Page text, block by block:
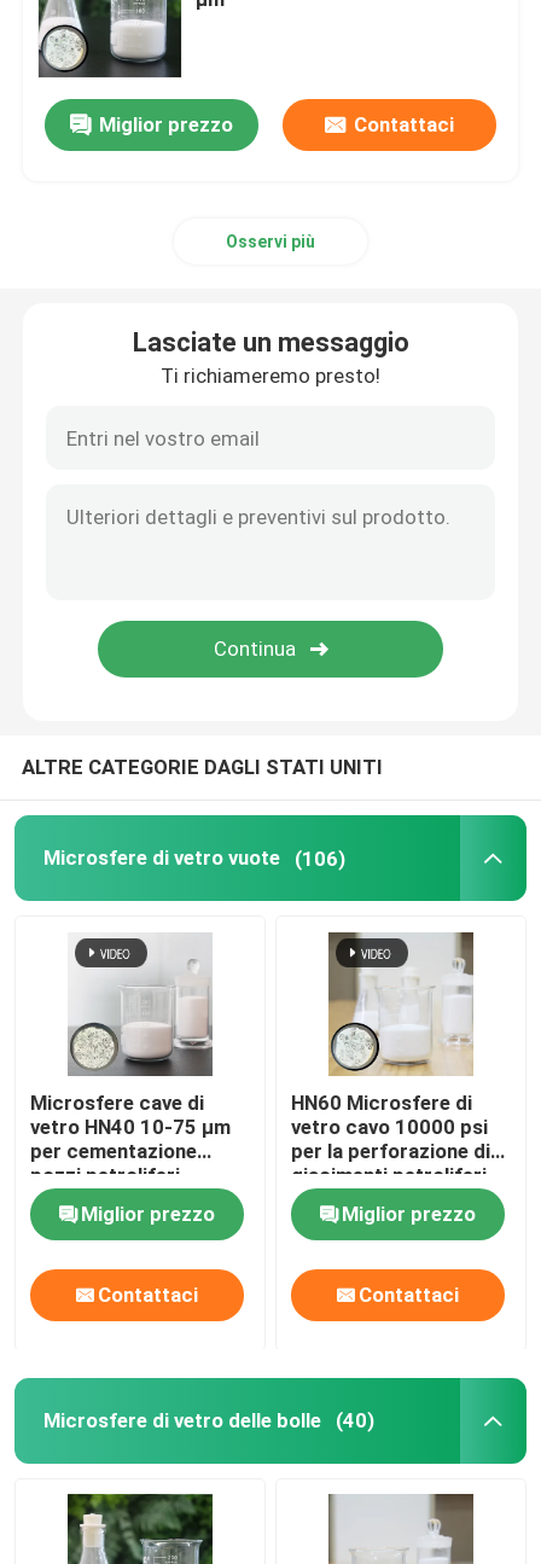
Microsfere di vetro delle bolle
Microbubbles di vetro
Micro bolle di vetro
microsfere vuote
Microsfere di vetro
TUTTI I PRODOTTI
Miglior prezzo Contattaci
Osservi più
Lasciate un messaggio
Ti richiameremo presto!
ALTRE CATEGORIE DAGLI STATI UNITI
Microsfere di vetro vuote (106)
Microsfere cave di
vetro HN40 10-75 µm
per cementazione
pozzi petroliferi
Miglior prezzo
Contattaci
HN60 Microsfere di
vetro cavo 10000 psi
per la perforazione di
giacimenti petroliferi
Miglior prezzo
Contattaci
Microsfere di vetro delle bolle (40)